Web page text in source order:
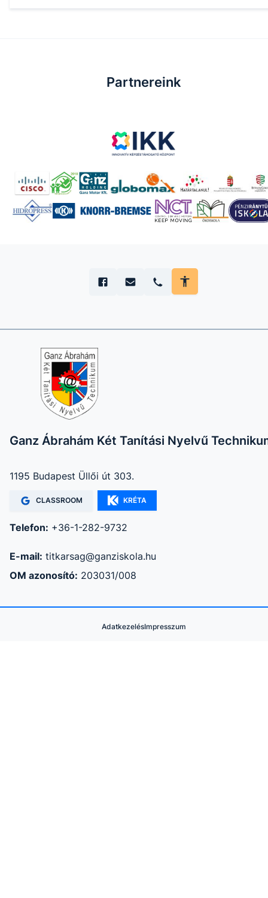
Partnereink
Ganz Ábrahám Két Tanítási Nyelvű
1195 Budapest Üllői út 303.
CLASSROOM KRÉTA
Telefon: +36-1-282-9732
E-mail: titkarsag@ganziskola.hu
OM azonosító: 203031/008
AdatkezelésImpresszum